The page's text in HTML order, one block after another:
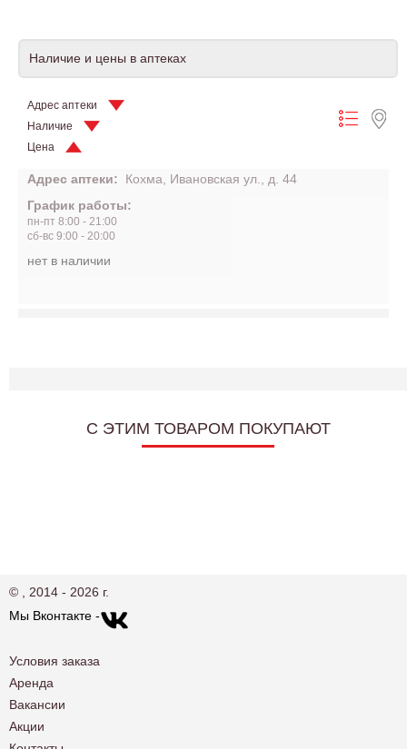
Наличие и цены в аптеках
Адрес аптеки
Наличие
Цена
Адрес аптеки:
Кохма, Ивановская ул., д. 44
График работы:
пн-пт 8:00 - 21:00
сб-вс 9:00 - 20:00
нет в наличии
C ЭТИМ ТОВАРОМ ПОКУПАЮТ
© , 2014 - 2026 г.
Мы Вконтакте -
Условия заказа
Аренда
Вакансии
Акции